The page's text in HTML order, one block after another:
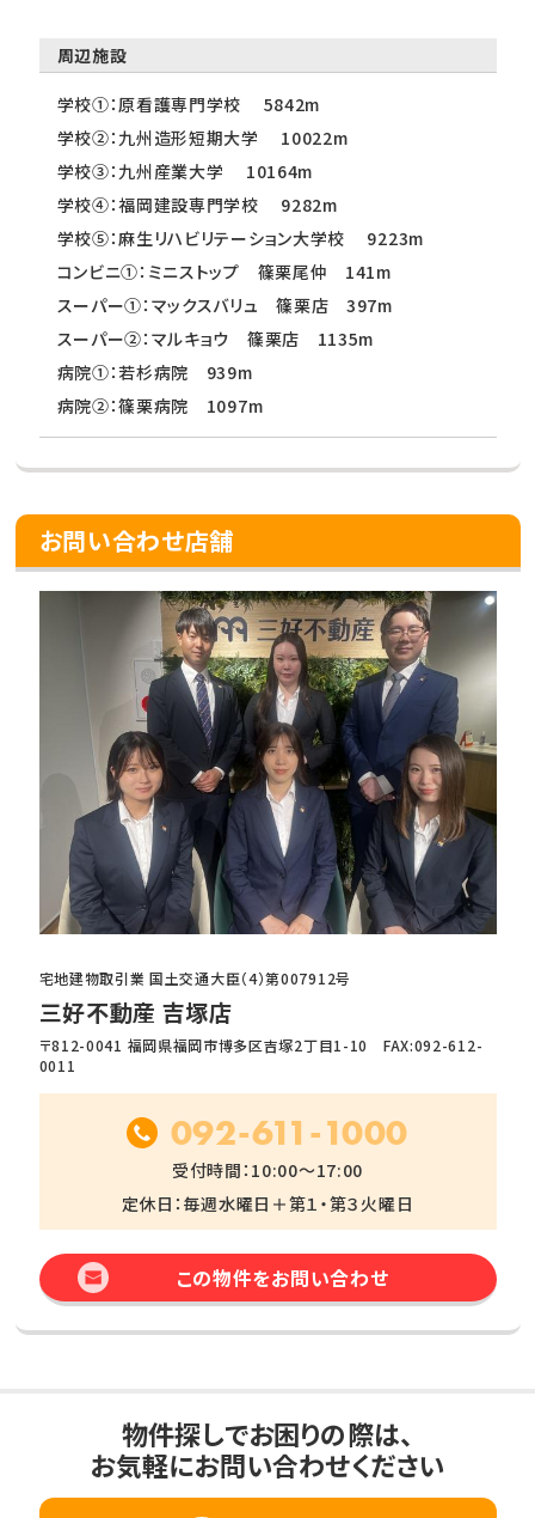
周辺施設
学校①：原看護専門学校 5842m
学校②：九州造形短期大学 10022m
学校③：九州産業大学 10164m
学校④：福岡建設専門学校 9282m
学校⑤：麻生リハビリテーション大学校 9223m
コンビニ①：ミニストップ 篠栗尾仲 141m
スーパー①：マックスバリュ 篠栗店 397m
スーパー②：マルキョウ 篠栗店 1135m
病院①：若杉病院 939m
病院②：篠栗病院 1097m
お問い合わせ店舗
宅地建物取引業 国土交通大臣（4）第007912号
三好不動産 吉塚店
〒812-0041 福岡県福岡市博多区吉塚2丁目1-10 FAX:092-612-
0011
092-611-1000
受付時間：10:00～17:00
定休日：毎週水曜日＋第１・第３火曜日
この物件をお問い合わせ
物件探しでお困りの際は、
お気軽にお問い合わせください